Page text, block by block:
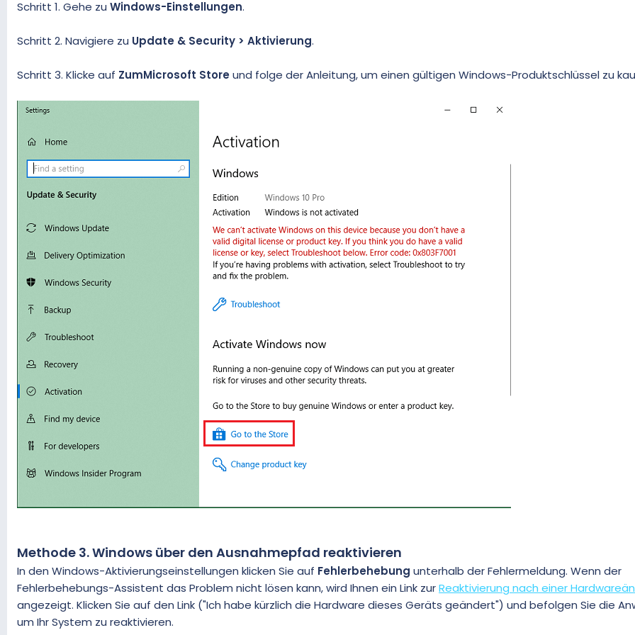
Schritt 1. Gehe zu Windows-Einstellungen.
Schritt 2. Navigiere zu Update & Security > Aktivierung.
Schritt 3. Klicke auf ZumMicrosoft Storeund folge der Anleitung, um einen gültigen Windows-Produktschlüssel zu
Methode 3. Windows über den Ausnahmepfad reaktivieren
In den Windows-Aktivierungseinstellungen klicken Sie auf Fehlerbehebung unterhalb der Fehlermeldung. Wenn der
Fehlerbehebungs-Assistent das Problem nicht lösen kann, wird Ihnen ein Link zurReaktivierung nach einer
angezeigt. Klicken Sie auf den Link ("Ich habe kürzlich die Hardware dieses Geräts geändert") und befolgen Sie die
um Ihr System zu reaktivieren.